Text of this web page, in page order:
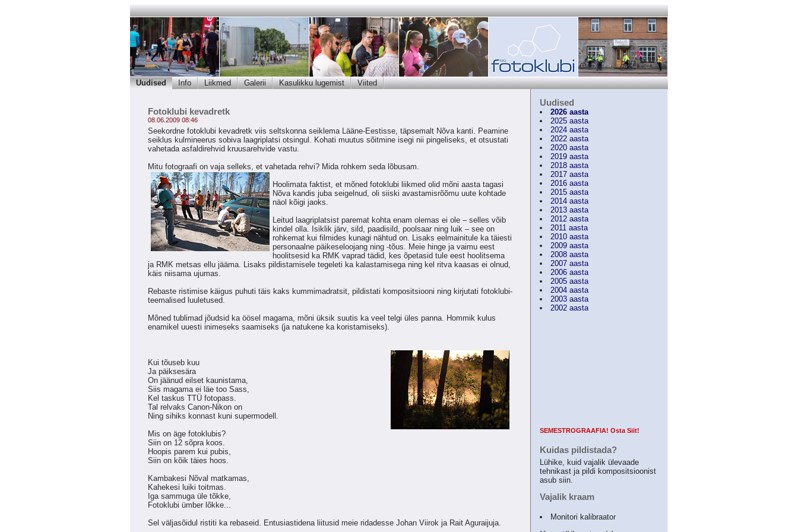
Uudised Info Liikmed Galerii Kasulikku lugemist Viited
Fotoklubi kevadretk
08.06.2009 08:46
Seekordne fotoklubi kevadretk viis seltskonna seiklema Lääne-Eestisse, täpsemalt Nõva kanti. Peamine
seiklus kulmineerus sobiva laagriplatsi otsingul. Kohati muutus sõitmine isegi nii pingeliseks, et otsustati
vahetada asfaldirehvid kruusarehvide vastu.
Mitu fotograafi on vaja selleks, et vahetada rehvi? Mida rohkem seda lõbusam.
Hoolimata faktist, et mõned fotoklubi liikmed olid mõni aasta tagasi
Nõva kandis juba seigelnud, oli siiski avastamisrõõmu uute kohtade
näol kõigi jaoks.
Leitud laagriplatsist paremat kohta enam olemas ei ole – selles võib
kindel olla. Isiklik järv, sild, paadisild, poolsaar ning luik – see on
rohkemat kui filmides kunagi nähtud on. Lisaks eelmainitule ka täiesti
personaalne päikeseloojang ning -tõus. Meie hinge ja vaimu eest
hoolitsesid ka RMK vaprad tädid, kes õpetasid tule eest hoolitsema
ja RMK metsas ellu jääma. Lisaks pildistamisele tegeleti ka kalastamisega ning kel ritva kaasas ei olnud,
käis niisama ujumas.
Rebaste ristimise käigus puhuti täis kaks kummimadratsit, pildistati kompositsiooni ning kirjutati fotoklubi-
teemalised luuletused.
Mõned tublimad jõudsid ka öösel magama, mõni üksik suutis ka veel telgi üles panna. Hommik kulus
enamikel uuesti inimeseks saamiseks (ja natukene ka koristamiseks).
Kui tõuseb kuu
Ja päiksesära
On jäänud eilset kaunistama,
Siis magama ei läe too Sass,
Kel taskus TTÜ fotopass.
Tal relvaks Canon-Nikon on
Ning sihiks konnast kuni supermodell.
Mis on äge fotoklubis?
Siin on 12 sõpra koos.
Hoopis parem kui pubis,
Siin on kõik täies hoos.
Kambakesi Nõval matkamas,
Kahekesi luiki toitmas.
Iga sammuga üle tõkke,
Fotoklubi ümber lõkke...
Sel väljasõidul ristiti ka rebaseid. Entusiastidena liitusid meie ridadesse Johan Viirok ja Rait Aguraijuja.
Uudised
2026 aasta
2025 aasta
2024 aasta
2022 aasta
2020 aasta
2019 aasta
2018 aasta
2017 aasta
2016 aasta
2015 aasta
2014 aasta
2013 aasta
2012 aasta
2011 aasta
2010 aasta
2009 aasta
2008 aasta
2007 aasta
2006 aasta
2005 aasta
2004 aasta
2003 aasta
2002 aasta
SEMESTROGRAAFIA! Osta Siit!
Kuidas pildistada?
Lühike, kuid vajalik ülevaade
tehnikast ja pildi kompositsioonist
asub siin.
Vajalik kraam
Monitori kalibraator